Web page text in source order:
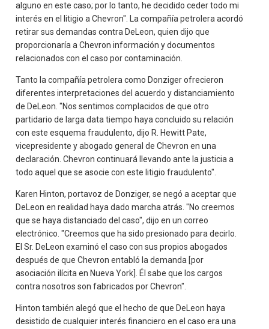
alguno en este caso; por lo tanto, he decidido ceder todo mi
interés en el litigio a Chevron". La compañía petrolera acordó
retirar sus demandas contra DeLeon, quien dijo que
proporcionaría a Chevron información y documentos
relacionados con el caso por contaminación.
Tanto la compañía petrolera como Donziger ofrecieron
diferentes interpretaciones del acuerdo y distanciamiento
de DeLeon. "Nos sentimos complacidos de que otro
partidario de larga data tiempo haya concluido su relación
con este esquema fraudulento, dijo R. Hewitt Pate,
vicepresidente y abogado general de Chevron en una
declaración. Chevron continuará llevando ante la justicia a
todo aquel que se asocie con este litigio fraudulento".
Karen Hinton, portavoz de Donziger, se negó a aceptar que
DeLeon en realidad haya dado marcha atrás. "No creemos
que se haya distanciado del caso", dijo en un correo
electrónico. "Creemos que ha sido presionado para decirlo.
El Sr. DeLeon examinó el caso con sus propios abogados
después de que Chevron entabló la demanda [por
asociación ilícita en Nueva York]. Él sabe que los cargos
contra nosotros son fabricados por Chevron".
Hinton también alegó que el hecho de que DeLeon haya
desistido de cualquier interés financiero en el caso era una